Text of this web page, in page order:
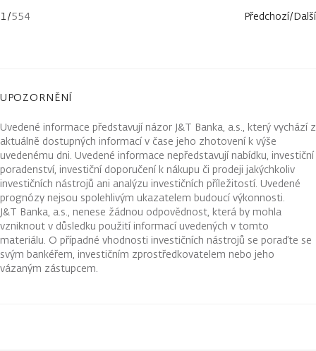
1/554 Předchozí/Další
UPOZORNĚNÍ
Uvedené informace představují názor J&T Banka, a.s., který vychází z
aktuálně dostupných informací v čase jeho zhotovení k výše
uvedenému dni. Uvedené informace nepředstavují nabídku, investiční
poradenství, investiční doporučení k nákupu či prodeji jakýchkoliv
investičních nástrojů ani analýzu investičních příležitostí. Uvedené
prognózy nejsou spolehlivým ukazatelem budoucí výkonnosti.
J&T Banka, a.s., nenese žádnou odpovědnost, která by mohla
vzniknout v důsledku použití informací uvedených v tomto
materiálu. O případné vhodnosti investičních nástrojů se poraďte se
svým bankéřem, investičním zprostředkovatelem nebo jeho
vázaným zástupcem.